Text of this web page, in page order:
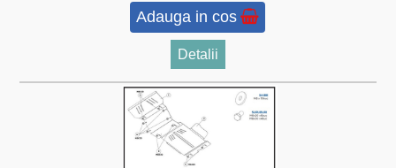
Adauga in cos
Detalii